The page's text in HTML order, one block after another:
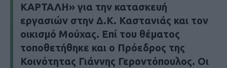
ΚΑΡΤΑΛΗ» για την κατασκευή
εργασιών στην Δ.Κ. Καστανιάς και τον
οικισμό Μούχας. Επί του θέματος
τοποθετήθηκε και ο Πρόεδρος της
Κοινότητας Γιάννης Γεροντόπουλος. Οι